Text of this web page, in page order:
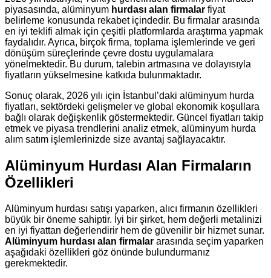
piyasasında, alüminyum hurdası alan firmalar fiyat
belirleme konusunda rekabet içindedir. Bu firmalar arasında
en iyi teklifi almak için çeşitli platformlarda araştırma yapmak
faydalıdır. Ayrıca, birçok firma, toplama işlemlerinde ve geri
dönüşüm süreçlerinde çevre dostu uygulamalara
yönelmektedir. Bu durum, talebin artmasına ve dolayısıyla
fiyatların yükselmesine katkıda bulunmaktadır.
Sonuç olarak, 2026 yılı için İstanbul’daki alüminyum hurda
fiyatları, sektördeki gelişmeler ve global ekonomik koşullara
bağlı olarak değişkenlik göstermektedir. Güncel fiyatları takip
etmek ve piyasa trendlerini analiz etmek, alüminyum hurda
alım satım işlemlerinizde size avantaj sağlayacaktır.
Alüminyum Hurdası Alan Firmaların
Özellikleri
Alüminyum hurdası satışı yaparken, alıcı firmanın özellikleri
büyük bir öneme sahiptir. İyi bir şirket, hem değerli metalinizi
en iyi fiyattan değerlendirir hem de güvenilir bir hizmet sunar.
Alüminyum hurdası alan firmalar arasında seçim yaparken
aşağıdaki özellikleri göz önünde bulundurmanız
gerekmektedir.